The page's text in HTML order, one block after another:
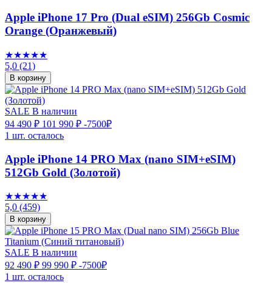
Apple iPhone 17 Pro (Dual eSIM) 256Gb Cosmic
Orange (Оранжевый)
★★★★★
5,0 (21)
В корзину
SALE В наличии
94 490 ₽ 101 990 ₽ -7500₽
1 шт. осталось
Apple iPhone 14 PRO Max (nano SIM+eSIM)
512Gb Gold (Золотой)
★★★★★
5,0 (459)
В корзину
SALE В наличии
92 490 ₽ 99 990 ₽ -7500₽
1 шт. осталось